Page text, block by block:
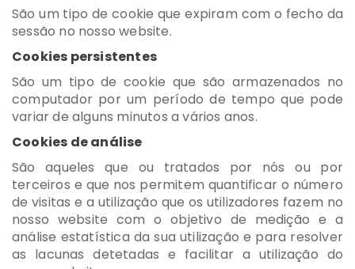
São um tipo de cookie que expiram com o fecho da
sessão no nosso website.
Cookies persistentes
São um tipo de cookie que são armazenados no
computador por um período de tempo que pode
variar de alguns minutos a vários anos.
Cookies de análise
São aqueles que ou tratados por nós ou por
terceiros e que nos permitem quantificar o número
de visitas e a utilização que os utilizadores fazem no
nosso website com o objetivo de medição e a
análise estatística da sua utilização e para resolver
as lacunas detetadas e facilitar a utilização do